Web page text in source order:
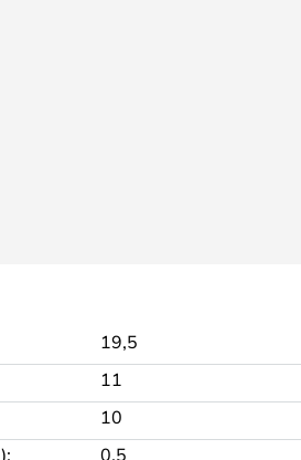
19,5
11
10
0,5